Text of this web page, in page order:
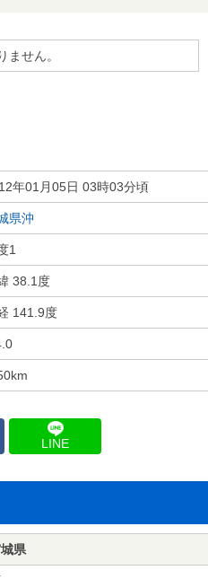
ません。
年01月05日 03時03分頃
県沖
1
38.1度
141.9度
LINE
県